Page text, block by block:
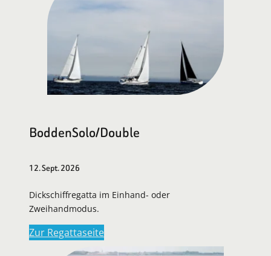
BoddenSolo/Double
12. Sept. 2026
Dickschiffregatta im Einhand- oder
Zweihandmodus.
Zur Regattaseite